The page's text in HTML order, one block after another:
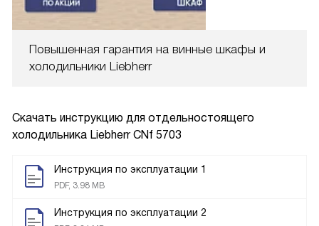
Повышенная гарантия на винные шкафы и
холодильники Liebherr
Скачать инструкцию для отдельностоящего
холодильника Liebherr CNf 5703
Инструкция по эксплуатации 1
PDF, 3.98 MB
Инструкция по эксплуатации 2